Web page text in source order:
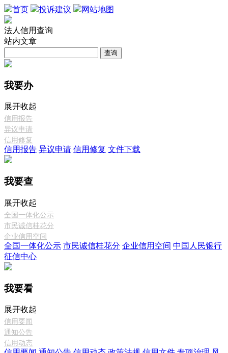
首页 投诉建议 网站地图
法人信用查询
站内文章
查询
我要办
展开收起
信用报告
异议申请
信用修复
信用报告 异议申请 信用修复 文件下载
我要查
展开收起
全国一体化公示
市民诚信桂花分
企业信用空间
全国一体化公示 市民诚信桂花分 企业信用空间 中国人民银行
征信中心
我要看
展开收起
信用要闻
通知公告
信用动态